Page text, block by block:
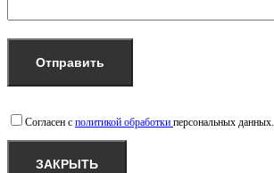
Согласен с политикой обработки персональных данных.
ЗАКРЫТЬ